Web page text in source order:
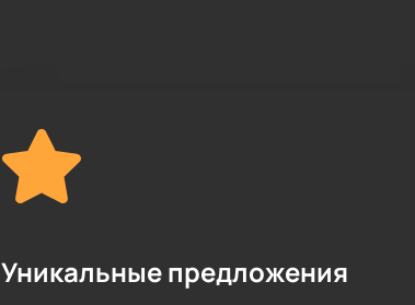
Уникальные предложения